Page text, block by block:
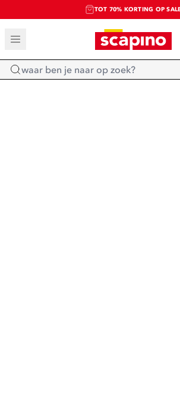
TOT 70% KORTING OP
SALE: LAATSTE KANS!
SHOP NIEUW
Home